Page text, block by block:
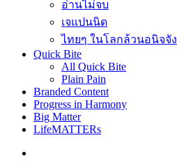
อ่านไม่จบ
เจแปนนิด
ไทยๆ ในโลกล้วนอนิจจัง
Quick Bite
All Quick Bite
Plain Pain
Branded Content
Progress in Harmony
Big Matter
LifeMATTERs